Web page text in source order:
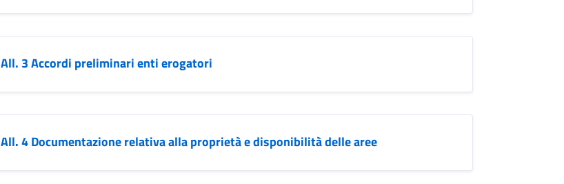
All. 3 Accordi preliminari enti erogatori
All. 4 Documentazione relativa alla proprietà e disponibilità delle aree